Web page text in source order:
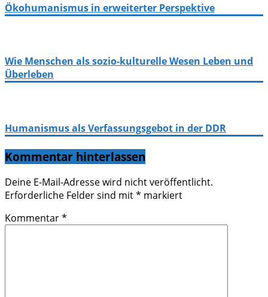
Ökohumanismus in erweiterter Perspektive
Wie Menschen als sozio-kulturelle Wesen Leben und
Überleben
Humanismus als Verfassungsgebot in der DDR
Kommentar hinterlassen
Deine E-Mail-Adresse wird nicht veröffentlicht.
Erforderliche Felder sind mit* markiert
Kommentar*